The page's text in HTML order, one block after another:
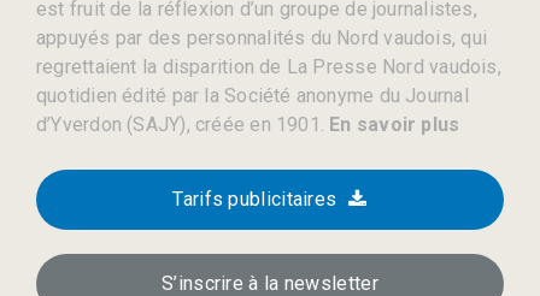
est fruit de la réflexion d’un groupe de journalistes,
appuyés par des personnalités du Nord vaudois, qui
regrettaient la disparition de La Presse Nord vaudois,
quotidien édité par la Société anonyme du Journal
d’Yverdon (SAJY), créée en 1901. En savoir plus
Tarifs publicitaires
S’inscrire à la newsletter